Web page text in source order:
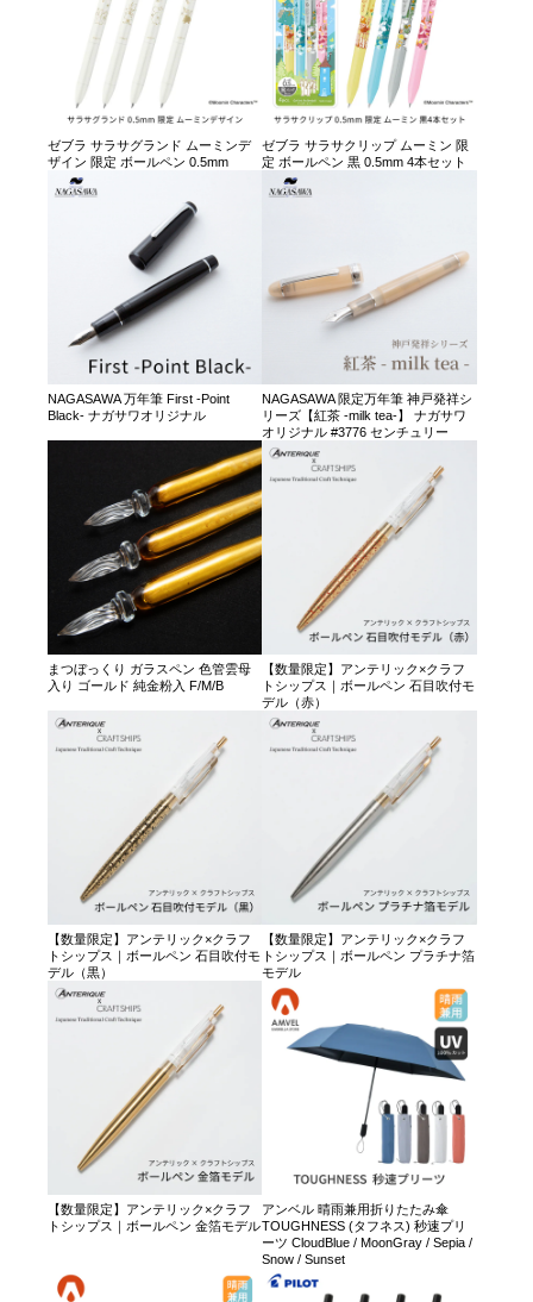
ゼブラ サラサグランド ムーミンデ
ザイン 限定 ボールペン 0.5mm
ゼブラ サラサクリップ ムーミン 限
定 ボールペン 黒 0.5mm 4本セット
NAGASAWA 万年筆 First -Point
Black- ナガサワオリジナル
NAGASAWA 限定万年筆 神戸発祥シ
リーズ【紅茶 -milk tea-】 ナガサワ
オリジナル #3776 センチュリー
まつぼっくり ガラスペン 色管雲母
入り ゴールド 純金粉入 F/M/B
【数量限定】アンテリック×クラフ
トシップス｜ボールペン 石目吹付モ
デル（赤）
【数量限定】アンテリック×クラフ
トシップス｜ボールペン 石目吹付モ
デル（黒）
【数量限定】アンテリック×クラフ
トシップス｜ボールペン プラチナ箔
モデル
【数量限定】アンテリック×クラフ
トシップス｜ボールペン 金箔モデル
アンベル 晴雨兼用折りたたみ傘
TOUGHNESS (タフネス) 秒速プリ
ーツ CloudBlue / MoonGray / Sepia /
Snow / Sunset